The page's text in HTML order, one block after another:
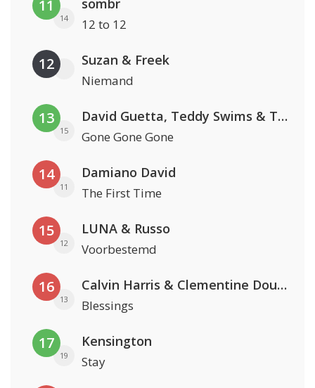
11
14
sombr
12 to 12
12 Suzan & Freek
Niemand
13
15
David Guetta, Teddy Swims & Tones And I
Gone Gone Gone
14
11
Damiano David
The First Time
15
12
LUNA & Russo
Voorbestemd
16
13
Calvin Harris & Clementine Douglas
Blessings
17
19
Kensington
Stay